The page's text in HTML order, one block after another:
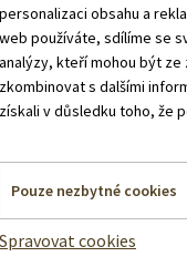
personalizaci obsahu a
web používáte, sdílíme se
analýzy, kteří mohou být ze
zkombinovat s dalšími
získali v důsledku toho, že
Pouze nezbytné cookies
Spravovat cookies